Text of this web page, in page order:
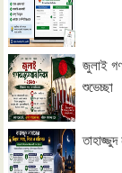
জুলাই
শুভেচ্ছা